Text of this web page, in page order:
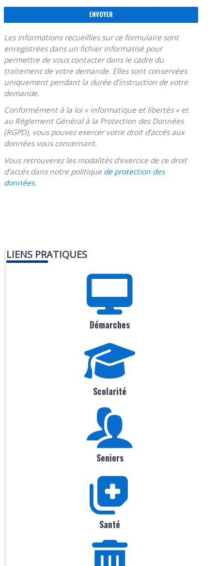
Les informations recueillies sur ce formulaire sont
enregistrées dans un fichier informatisé pour
permettre de vous contacter dans le cadre du
traitement de votre demande. Elles sont conservées
uniquement pendant la durée d’instruction de votre
demande.
Conformément à la loi « informatique et libertés » et
au Règlement Général à la Protection des Données
(RGPD), vous pouvez exercer votre droit d’accès aux
données vous concernant.
Vous retrouverez les modalités d’exercice de ce droit
d’accès dans notre politique de protection des
données.
LIENS PRATIQUES
Démarches
Scolarité
Seniors
Santé